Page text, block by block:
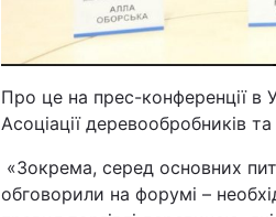
Про це на прес-конференції в
Асоціації деревообробників
«Зокрема, серед основних
обговорили на форумі –